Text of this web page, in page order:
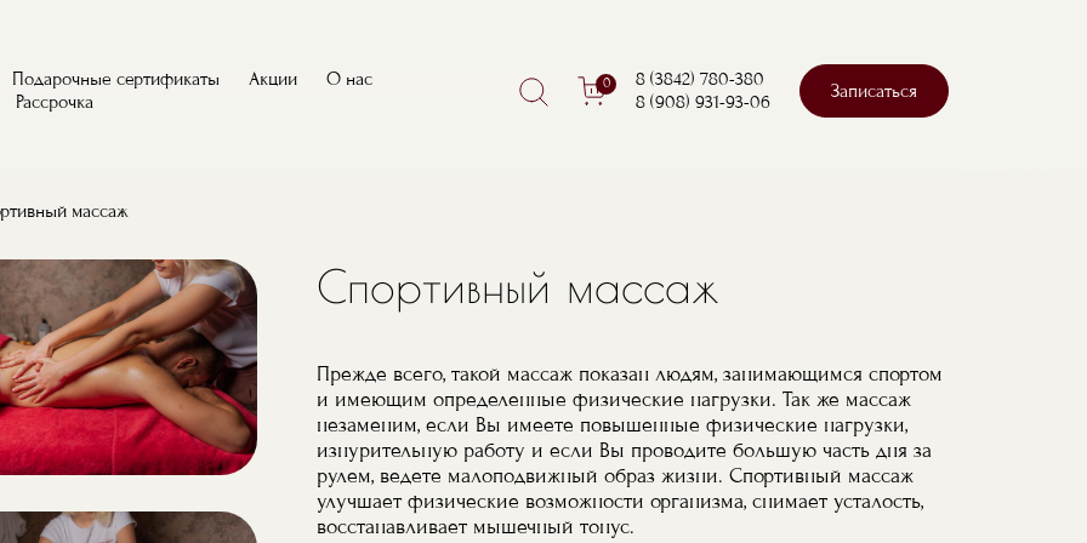
Подарочные сертификаты Акции
О нас
Рассрочка
Поиск
0
8 (3842) 780-380
8 (908) 931-93-06
Записаться
массаж
Спортивный массаж
Прежде всего, такой массаж показан людям, занимающимся спортом
и имеющим определенные физические нагрузки. Так же массаж
незаменим, если Вы имеете повышенные физические нагрузки,
изнурительную работу и если Вы проводите большую часть дня за
рулем, ведете малоподвижный образ жизни. Спортивный массаж
улучшает физические возможности организма, снимает усталость,
восстанавливает мышечный тонус.